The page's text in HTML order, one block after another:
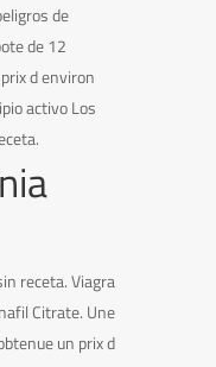
de
de 12
d environ
activo Los
receta. Viagra
Citrate. Une
un prix d